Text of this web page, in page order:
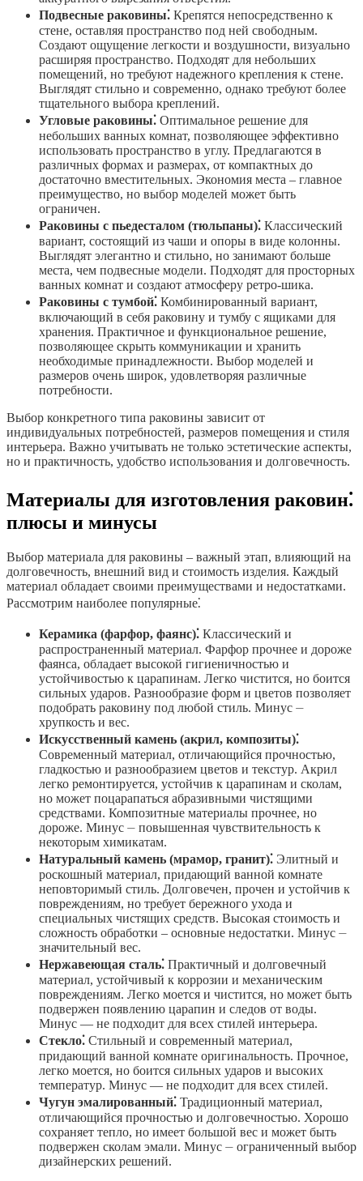
Подвесные раковины⁚ Крепятся непосредственно к
стене, оставляя пространство под ней свободным.
Создают ощущение легкости и воздушности, визуально
расширяя пространство. Подходят для небольших
помещений, но требуют надежного крепления к стене.
Выглядят стильно и современно, однако требуют более
тщательного выбора креплений.
Угловые раковины⁚ Оптимальное решение для
небольших ванных комнат, позволяющее эффективно
использовать пространство в углу. Предлагаются в
различных формах и размерах, от компактных до
достаточно вместительных. Экономия места – главное
преимущество, но выбор моделей может быть
ограничен.
Раковины с пьедесталом (тюльпаны)⁚ Классический
вариант, состоящий из чаши и опоры в виде колонны.
Выглядят элегантно и стильно, но занимают больше
места, чем подвесные модели. Подходят для просторных
ванных комнат и создают атмосферу ретро-шика.
Раковины с тумбой⁚ Комбинированный вариант,
включающий в себя раковину и тумбу с ящиками для
хранения. Практичное и функциональное решение,
позволяющее скрыть коммуникации и хранить
необходимые принадлежности. Выбор моделей и
размеров очень широк, удовлетворяя различные
потребности.
Выбор конкретного типа раковины зависит от
индивидуальных потребностей, размеров помещения и стиля
интерьера. Важно учитывать не только эстетические аспекты,
но и практичность, удобство использования и долговечность.
Материалы для изготовления раковин⁚
плюсы и минусы
Выбор материала для раковины – важный этап, влияющий на
долговечность, внешний вид и стоимость изделия. Каждый
материал обладает своими преимуществами и недостатками.
Рассмотрим наиболее популярные⁚
Керамика (фарфор, фаянс)⁚ Классический и
распространенный материал. Фарфор прочнее и дороже
фаянса, обладает высокой гигиеничностью и
устойчивостью к царапинам. Легко чистится, но боится
сильных ударов. Разнообразие форм и цветов позволяет
подобрать раковину под любой стиль. Минус ⏤
хрупкость и вес.
Искусственный камень (акрил, композиты)⁚
Современный материал, отличающийся прочностью,
гладкостью и разнообразием цветов и текстур. Акрил
легко ремонтируется, устойчив к царапинам и сколам,
но может поцарапаться абразивными чистящими
средствами. Композитные материалы прочнее, но
дороже. Минус ⏤ повышенная чувствительность к
некоторым химикатам.
Натуральный камень (мрамор, гранит)⁚ Элитный и
роскошный материал, придающий ванной комнате
неповторимый стиль. Долговечен, прочен и устойчив к
повреждениям, но требует бережного ухода и
специальных чистящих средств. Высокая стоимость и
сложность обработки – основные недостатки. Минус ⏤
значительный вес.
Нержавеющая сталь⁚ Практичный и долговечный
материал, устойчивый к коррозии и механическим
повреждениям. Легко моется и чистится, но может быть
подвержен появлению царапин и следов от воды.
Минус — не подходит для всех стилей интерьера.
Стекло⁚ Стильный и современный материал,
придающий ванной комнате оригинальность. Прочное,
легко моется, но боится сильных ударов и высоких
температур. Минус — не подходит для всех стилей.
Чугун эмалированный⁚ Традиционный материал,
отличающийся прочностью и долговечностью. Хорошо
сохраняет тепло, но имеет большой вес и может быть
подвержен сколам эмали. Минус ⏤ ограниченный выбор
дизайнерских решений.